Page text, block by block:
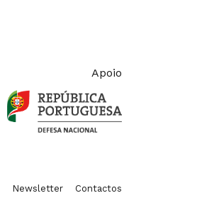
Apoio
Newsletter Contactos